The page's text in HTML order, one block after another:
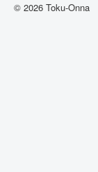
© 2026 Toku-Onna